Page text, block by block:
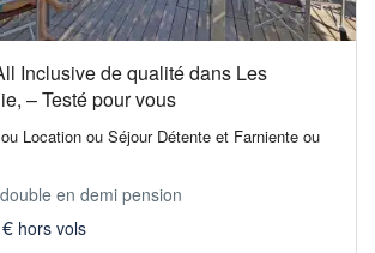
Inclusive de qualité dans Les
– Testé pour vous
Location ou Séjour Détente et Farniente ou
en demi pension
hors vols